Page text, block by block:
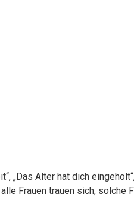
„Das Alter hat dich
Frauen trauen sich, solche